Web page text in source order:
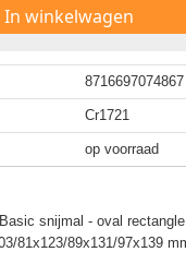
In winkelwagen
8716697074867
Cr1721
op voorraad
snijmal - oval
81x123/89x131/97x139